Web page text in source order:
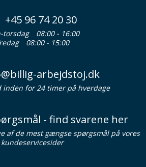
+45 96 74 20 30
torsdag
08:00 - 16:00
08:00 - 15:00
arbejdstoj.dk
inden for 24 timer på hverdage
- find svarene her
af de mest gængse spørgsmål på vores
kundeservicesider